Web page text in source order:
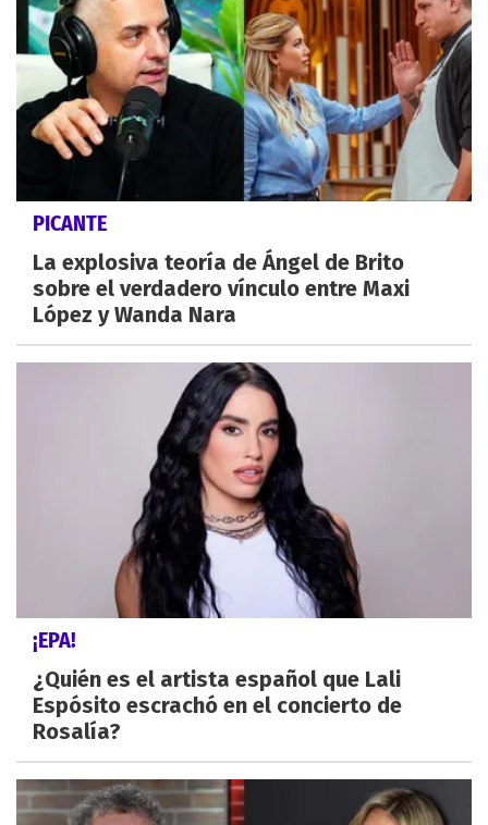
PICANTE
La explosiva teoría de Ángel de Brito
sobre el verdadero vínculo entre Maxi
López y Wanda Nara
¡EPA!
¿Quién es el artista español que Lali
Espósito escrachó en el concierto de
Rosalía?